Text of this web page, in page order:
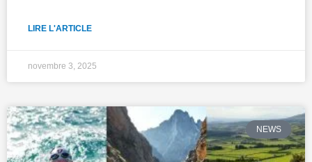
LIRE L'ARTICLE
novembre 3, 2025
NEWS